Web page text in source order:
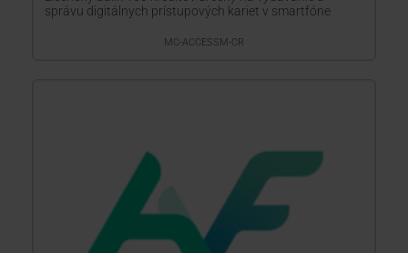
správu digitálnych prístupových kariet v smartfóne
MC-ACCESSM-CR